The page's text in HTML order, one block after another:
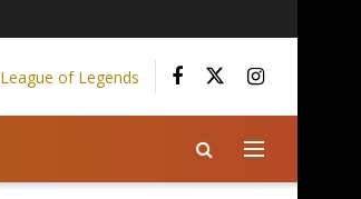
League of Legends